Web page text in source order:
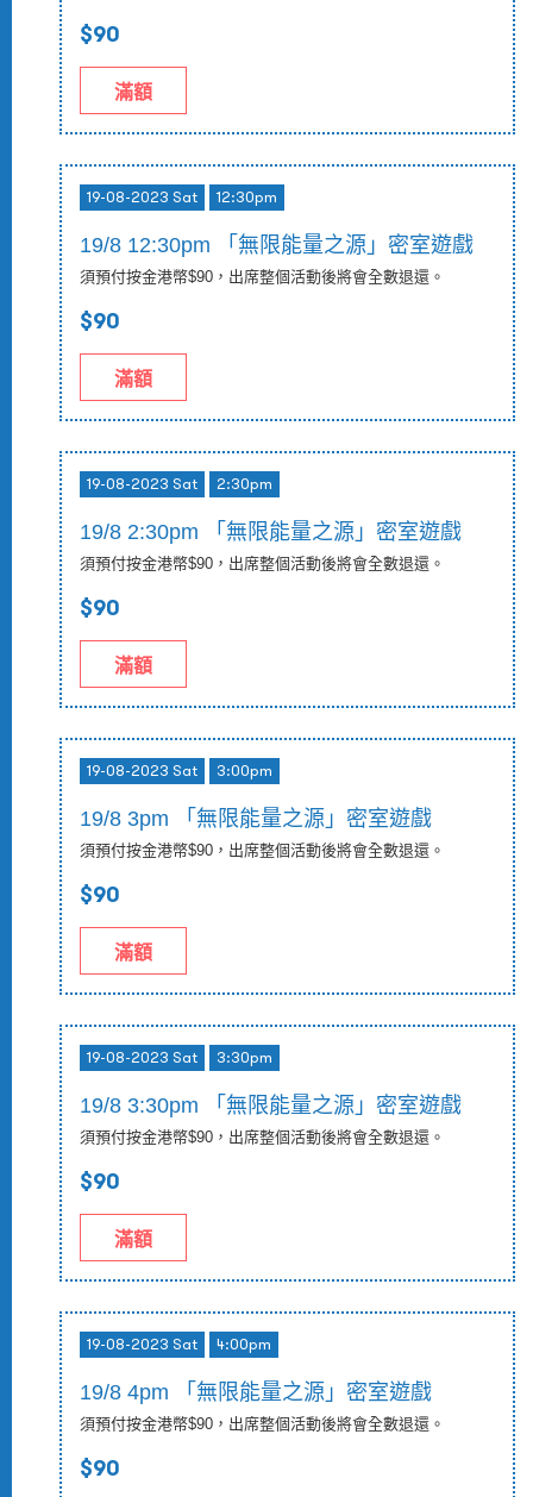
$90
滿額
19-08-2023 Sat 12:30pm
19/8 12:30pm 「無限能量之源」密室遊戲
須預付按金港幣$90，出席整個活動後將會全數退還。
$90
滿額
19-08-2023 Sat 2:30pm
19/8 2:30pm 「無限能量之源」密室遊戲
須預付按金港幣$90，出席整個活動後將會全數退還。
$90
滿額
19-08-2023 Sat 3:00pm
19/8 3pm 「無限能量之源」密室遊戲
須預付按金港幣$90，出席整個活動後將會全數退還。
$90
滿額
19-08-2023 Sat 3:30pm
19/8 3:30pm 「無限能量之源」密室遊戲
須預付按金港幣$90，出席整個活動後將會全數退還。
$90
滿額
19-08-2023 Sat 4:00pm
19/8 4pm 「無限能量之源」密室遊戲
須預付按金港幣$90，出席整個活動後將會全數退還。
$90